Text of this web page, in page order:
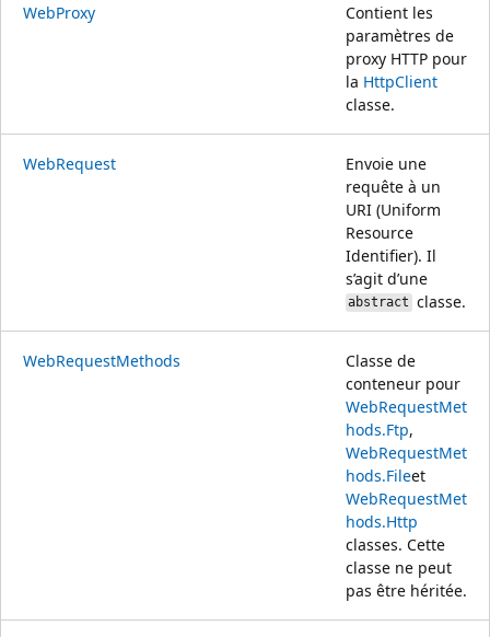
WebProxy
Contient les
paramètres de
proxy HTTP pour
la HttpClient
classe.
WebRequest
Envoie une
requête à un
URI (Uniform
Resource
Identifier). Il
s’agit d’une
abstract classe.
WebRequestMethods
Classe de
conteneur pour
WebRequestMet
hods.Ftp,
WebRequestMet
hods.Fileet
WebRequestMet
hods.Http
classes. Cette
classe ne peut
pas être héritée.